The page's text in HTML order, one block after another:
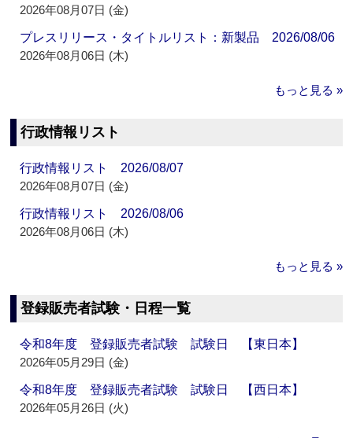
2026年08月07日 (金)
プレスリリース・タイトルリスト：新製品 2026/08/06
2026年08月06日 (木)
もっと見る »
行政情報リスト
行政情報リスト 2026/08/07
2026年08月07日 (金)
行政情報リスト 2026/08/06
2026年08月06日 (木)
もっと見る »
登録販売者試験・日程一覧
令和8年度 登録販売者試験 試験日 【東日本】
2026年05月29日 (金)
令和8年度 登録販売者試験 試験日 【西日本】
2026年05月26日 (火)